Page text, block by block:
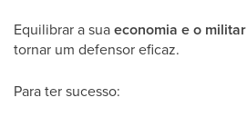
Equilibrar a suaeconomia e o militar
tornar um defensor eficaz.
Para ter sucesso: